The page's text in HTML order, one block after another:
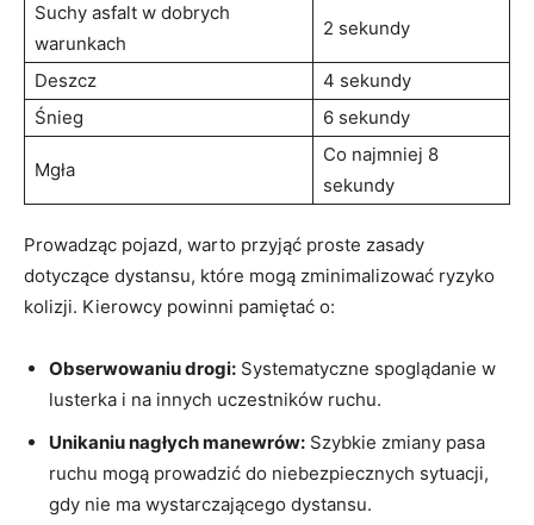
Suchy asfalt w dobrych
warunkach
2 sekundy
Deszcz
4 sekundy
Śnieg
6 sekundy
Mgła
Co najmniej 8
sekundy
Prowadząc pojazd, warto przyjąć proste zasady
dotyczące dystansu, które mogą zminimalizować ryzyko
kolizji. Kierowcy powinni pamiętać o:
Obserwowaniu drogi: Systematyczne spoglądanie w
lusterka i na innych uczestników ruchu.
Unikaniu nagłych manewrów: Szybkie zmiany pasa
ruchu mogą prowadzić do niebezpiecznych sytuacji,
gdy nie ma wystarczającego dystansu.